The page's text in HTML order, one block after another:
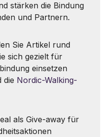
stärken die Bindung
und Partnern.
Sie Artikel rund
sich gezielt für
einsetzen
die Nordic-Walking-
als Give-away für